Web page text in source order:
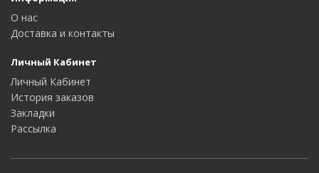
О нас
Доставка и контакты
Личный Кабинет
Личный Кабинет
История заказов
Закладки
Рассылка